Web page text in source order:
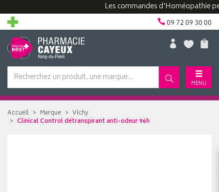
Les commandes d'Homéopathie
09 72 09 30 00
MENU
Accueil Marque
Vichy
Clinical Control détranspirant anti-odeur 96h